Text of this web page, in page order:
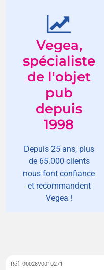
Vegea,
spécialiste
de l'objet
pub
depuis
1998
Depuis 25 ans, plus
de 65.000 clients
nous font confiance
et recommandent
Vegea !
Réf. 00028V0010271